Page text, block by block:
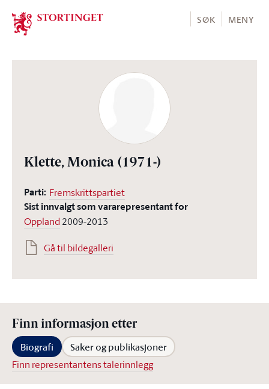
Stortinget.no
SØK MENY
Klette, Monica (1971-)
Parti: Fremskrittspartiet
Sist innvalgt som vararepresentant for
Oppland 2009-2013
Gå til bildegalleri
Finn informasjon etter
Biografi Saker og publikasjoner
Finn representantens talerinnlegg